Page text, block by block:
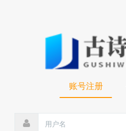
账号注册